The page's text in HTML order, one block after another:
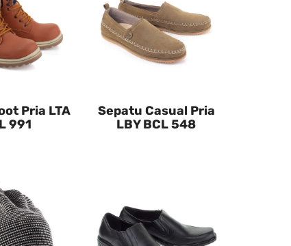
Pria LTA
991
Sepatu Casual Pria
LBY BCL 548